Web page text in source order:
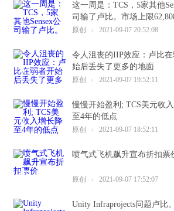
这一周是：TCS，5家其他
司输了卢比。市场上限
原创 2021-09-07 20:52:08
1
令人沮丧的IIP效应：卢比
始后丢失了更多的地面
原创 2021-09-07 19:52:11
2
慢慢开始盈利; TCS美元收
至4年的低点
原创 2021-09-07 18:52:11
3
喷气式飞机飙升宣布折扣票
原创 2021-09-07 17:52:07
4
Unity Infraprojects问题卢比